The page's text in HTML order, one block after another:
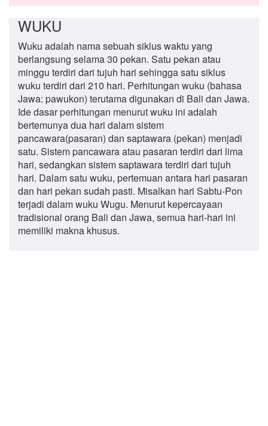
WUKU
Wuku adalah nama sebuah siklus waktu yang
berlangsung selama 30 pekan. Satu pekan atau
minggu terdiri dari tujuh hari sehingga satu siklus
wuku terdiri dari 210 hari. Perhitungan wuku (bahasa
Jawa: pawukon) terutama digunakan di Bali dan Jawa.
Ide dasar perhitungan menurut wuku ini adalah
bertemunya dua hari dalam sistem
pancawara(pasaran) dan saptawara (pekan) menjadi
satu. Sistem pancawara atau pasaran terdiri dari lima
hari, sedangkan sistem saptawara terdiri dari tujuh
hari. Dalam satu wuku, pertemuan antara hari pasaran
dan hari pekan sudah pasti. Misalkan hari Sabtu-Pon
terjadi dalam wuku Wugu. Menurut kepercayaan
tradisional orang Bali dan Jawa, semua hari-hari ini
memiliki makna khusus.